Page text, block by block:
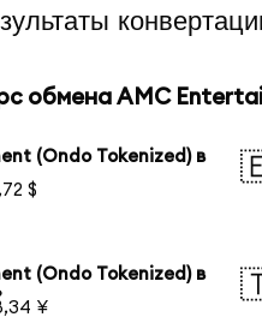
обмена AMC
(Ondo Tokenized) в
$
(Ondo Tokenized) в
¥